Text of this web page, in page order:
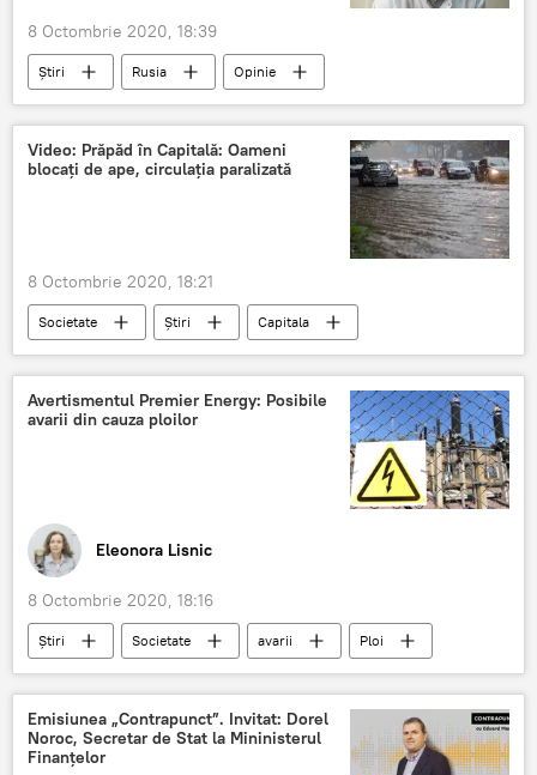
8 Octombrie 2020, 18:39
Știri Rusia
Opinie
Aleksei Navalnîi
otravirea
Video: Prăpăd în Capitală: Oameni
blocați de ape, circulația paralizată
8 Octombrie 2020, 18:21
Societate Știri
Capitala
Ape
Avertismentul Premier Energy: Posibile
avarii din cauza ploilor
Eleonora Lisnic
8 Octombrie 2020, 18:16
Știri Societate avarii Ploi
Emisiunea „Contrapunct”. Invitat: Dorel
Noroc, Secretar de Stat la Mininisterul
Finanțelor